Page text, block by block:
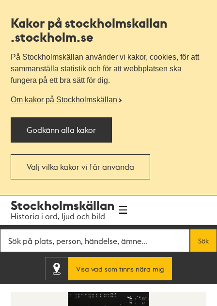
Kakor på stockholmskallan
.stockholm.se
På Stockholmskällan använder vi kakor, cookies, för att
sammanställa statistik och för att webbplatsen ska
fungera på ett bra sätt för dig.
Om kakor på Stockholmskällan
Godkänn alla kakor
Välj vilka kakor vi får använda
navigationen
huvudinnehållet
Stockholmskällan
Historia i ord, ljud och bild
Sök
Visa vad som finns nära mig